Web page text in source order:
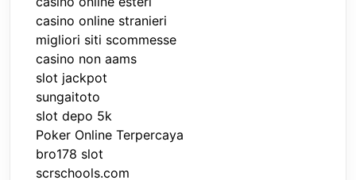
casino online stranieri
migliori siti scommesse
casino non aams
slot jackpot
sungaitoto
slot depo 5k
Poker Online Terpercaya
bro178 slot
scrschools.com